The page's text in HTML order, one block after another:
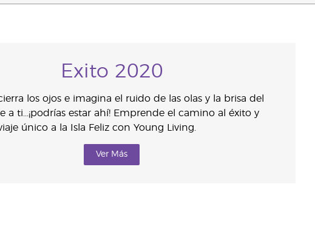
Exito 2020
los ojos e imagina el ruido de las olas y la brisa del
a ti...¡podrías estar ahí! Emprende el camino al éxito y
único a la Isla Feliz con Young Living.
Ver Más